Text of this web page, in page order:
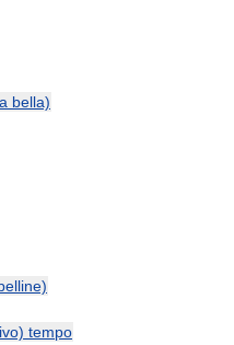
bella)
tempo